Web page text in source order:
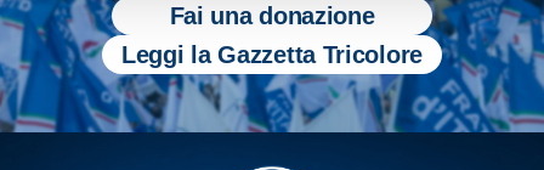
Fai una donazione
Leggi la Gazzetta Tricolore